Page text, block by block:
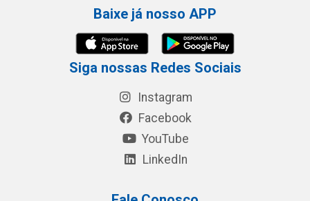
Baixe já nosso APP
Siga nossas Redes Sociais
Instagram
Facebook
YouTube
LinkedIn